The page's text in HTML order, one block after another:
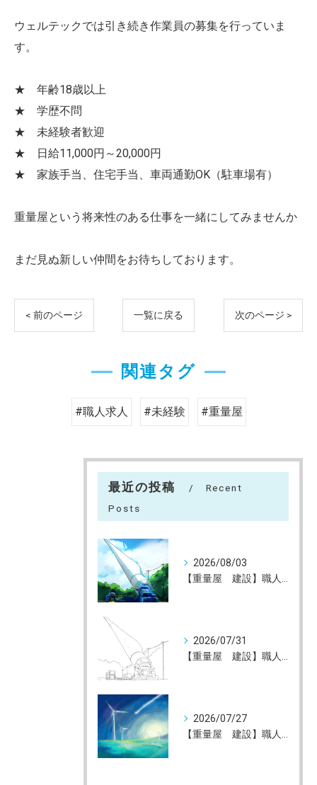
ウェルテックでは引き続き作業員の募集を行っていま
す。
★ 年齢18歳以上
★ 学歴不問
★ 未経験者歓迎
★ 日給11,000円～20,000円
★ 家族手当、住宅手当、車両通勤OK（駐車場有）
重量屋という将来性のある仕事を一緒にしてみませんか
まだ見ぬ新しい仲間をお待ちしております。
< 前のページ 一覧に戻る 次のページ >
関連タグ
#職人求人 #未経験 #重量屋
最近の投稿
Recent
Posts
2026/08/03
【重量屋 建設】職人大募集（未経験大歓迎）神戸～全国へ
2026/07/31
【重量屋 建設】職人大募集（未経験大歓迎）神戸～全国へ
2026/07/27
【重量屋 建設】職人大募集（未経験大歓迎）神戸～全国へ